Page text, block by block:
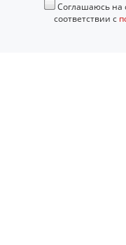
Соглашаюсь на
соответствии с